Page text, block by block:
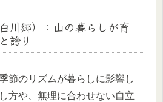
川郷）：山の暮らしが育
誇り
節のリズムが暮らしに影響し
方や、無理に合わせない自立